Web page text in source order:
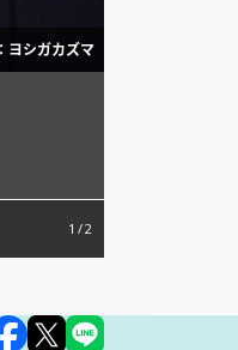
ヨシガカズマ
1